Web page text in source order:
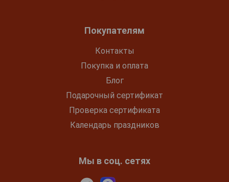
Покупателям
Контакты
Покупка и оплата
Блог
Подарочный сертификат
Проверка сертификата
Календарь праздников
Мы в соц. сетях